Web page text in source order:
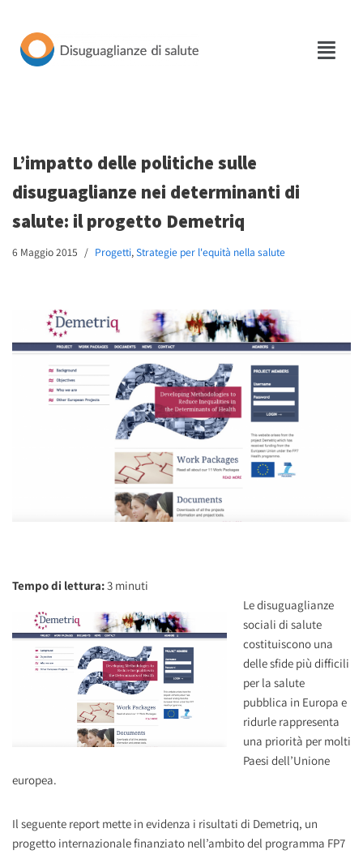
Vai
L’impatto delle politiche sulle
disuguaglianze nei determinanti di
salute: il progetto Demetriq
6 Maggio 2015 Progetti, Strategie per l'equità nella salute
Tempo di lettura:3 minuti
Le disuguaglianze
sociali di salute
costituiscono una
delle sfide più difficili
per la salute
pubblica in Europa e
ridurle rappresenta
una priorità per molti
Paesi dell’Unione
europea.
Il seguente report mette in evidenza i risultati di Demetriq, un
progetto internazionale finanziato nell’ambito del programma FP7